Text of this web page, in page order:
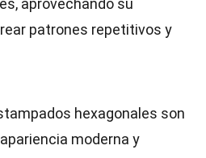
aprovechando su
patrones repetitivos y
hexagonales son
moderna y